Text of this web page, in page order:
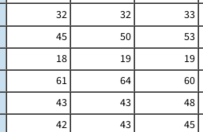
32 32 33
45 50 53
18 19 19
61 64 60
43 43 48
42 43 45